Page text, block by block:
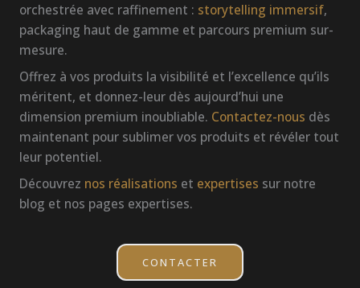
orchestrée avec raffinement : storytelling immersif,
packaging haut de gamme et parcours premium sur-
mesure.
Offrez à vos produits la visibilité et l’excellence qu’ils
méritent, et donnez-leur dès aujourd’hui une
dimension premium inoubliable. Contactez-nous dès
maintenant pour sublimer vos produits et révéler tout
leur potentiel.
Découvrez nos réalisations et expertises sur notre
blog et nos pages expertises.
CONTACTER